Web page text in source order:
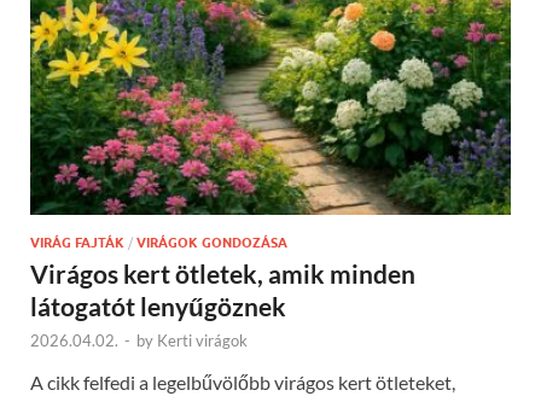
VIRÁG FAJTÁK / VIRÁGOK GONDOZÁSA
Virágos kert ötletek, amik minden
látogatót lenyűgöznek
2026.04.02. - by Kerti virágok
A cikk felfedi a legelbűvölőbb virágos kert ötleteket,